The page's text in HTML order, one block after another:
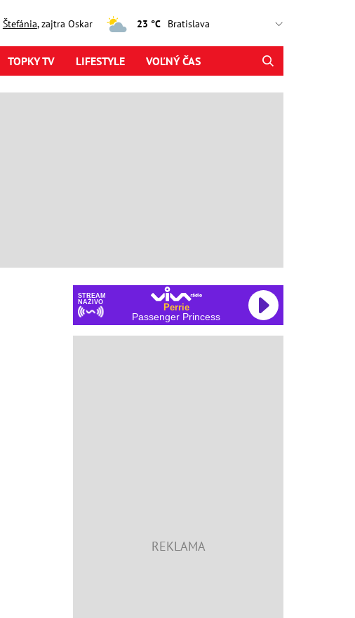
Štefánia, zajtra Oskar 23 °C
TOPKY TV LIFESTYLE VOĽNÝ ČAS
STREAM
NAŽIVO
Perrie
Passenger Princess